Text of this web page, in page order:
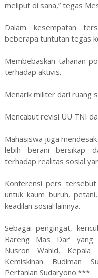
meliput di sana,” tegas
Dalam kesempatan
beberapa tuntutan tegas
Membebaskan tahanan
terhadap aktivis.
Menarik militer dari ruang
Mencabut revisi UU TNI
Mahasiswa juga
lebih berani bersikap
terhadap realitas sosial
Konferensi pers
untuk kaum buruh,
keadilan sosial lainnya.
Sebagai pengingat,
Bareng Mas Dar’ yang
Nusron Wahid, Kepala
Kemiskinan Budiman
Pertanian Sudaryono.***